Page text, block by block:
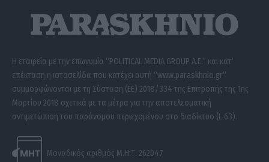
Η εταιρεία με την επωνυμία “POLITICAL MEDIA GROUP A.E.” και κατ’
επέκταση η ιστοσελίδα που κατέχει αυτή “www.paraskhnio.gr”
συμμορφώνονται με τη Σύσταση (ΕΕ) 2018/334 της Επιτροπής της 1ης
Μαρτίου 2018 σχετικά με τα μέτρα για την αποτελεσματική
αντιμετώπιση του παράνομου περιεχομένου στο διαδίκτυο (L 63).
Μοναδικός αριθμός Μ.Η.Τ. 262047